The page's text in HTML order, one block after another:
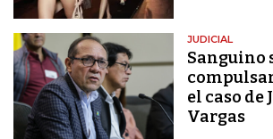
JUDICIAL
Sanguino
el caso de
Vargas